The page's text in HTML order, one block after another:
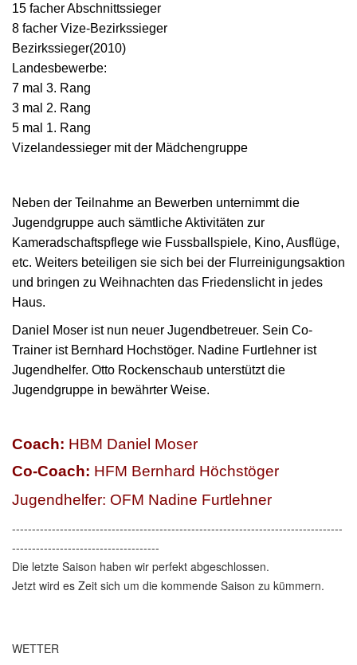
15 facher Abschnittssieger
8 facher Vize-Bezirkssieger
Bezirkssieger(2010)
Landesbewerbe:
7 mal 3. Rang
3 mal 2. Rang
5 mal 1. Rang
Vizelandessieger mit der Mädchengruppe
Neben der Teilnahme an Bewerben unternimmt die
Jugendgruppe auch sämtliche Aktivitäten zur
Kameradschaftspflege wie Fussballspiele, Kino, Ausflüge,
etc. Weiters beteiligen sie sich bei der Flurreinigungsaktion
und bringen zu Weihnachten das Friedenslicht in jedes
Haus.
Daniel Moser ist nun neuer Jugendbetreuer. Sein Co-
Trainer ist Bernhard Hochstöger. Nadine Furtlehner ist
Jugendhelfer. Otto Rockenschaub unterstützt die
Jugendgruppe in bewährter Weise.
Coach: HBM Daniel Moser
Co-Coach: HFM Bernhard Höchstöger
Jugendhelfer: OFM Nadine Furtlehner
-----------------------------------------------------------------------------------
-------------------------------------
Die letzte Saison haben wir perfekt abgeschlossen.
Jetzt wird es Zeit sich um die kommende Saison zu kümmern.
WETTER